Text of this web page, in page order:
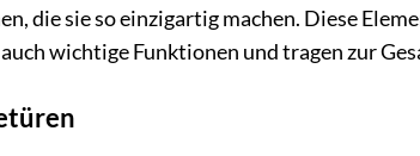
die sie so einzigartig machen. Diese
wichtige Funktionen und tragen zur